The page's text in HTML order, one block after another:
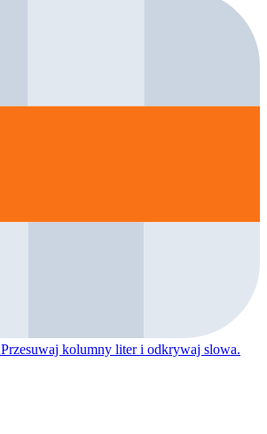
Przesuwaj kolumny liter i odkrywaj slowa.